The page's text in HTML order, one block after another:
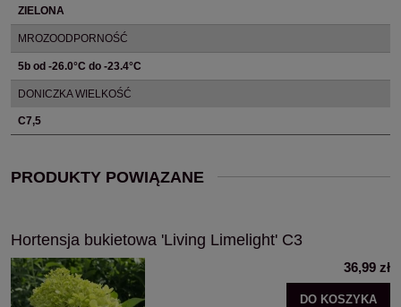
ZIELONA
MROZOODPORNOŚĆ
5b od -26.0°C do -23.4°C
DONICZKA WIELKOŚĆ
C7,5
PRODUKTY POWIĄZANE
Hortensja bukietowa 'Living Limelight' C3
36,99 zł
DO KOSZYKA